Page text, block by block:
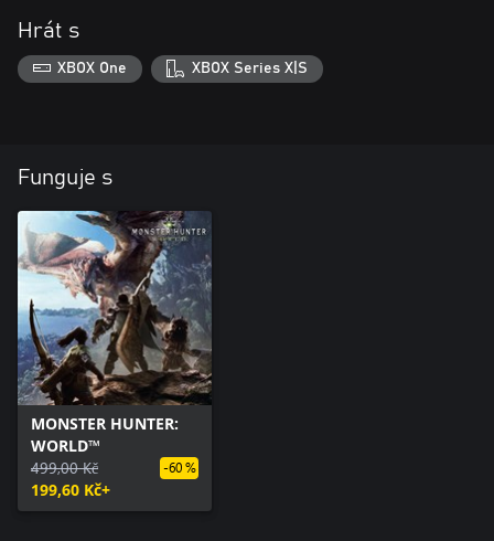
Hrát s
XBOX One XBOX Series X|S
Funguje s
MONSTER HUNTER:
WORLD™
499,00 Kč
199,60 Kč+
-60 %